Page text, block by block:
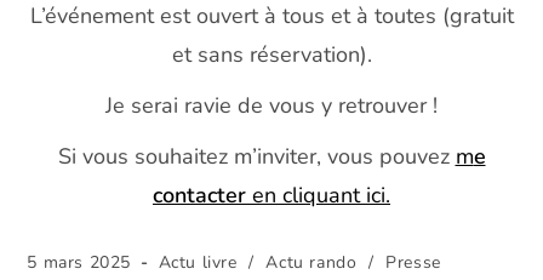
L’événement est ouvert à tous et à toutes (gratuit
et sans réservation).
Je serai ravie de vous y retrouver !
Si vous souhaitez m’inviter, vous pouvez me
contacter en cliquant ici.
Publication
5 mars 2025
Post
Actu livre / Actu rando / Presse